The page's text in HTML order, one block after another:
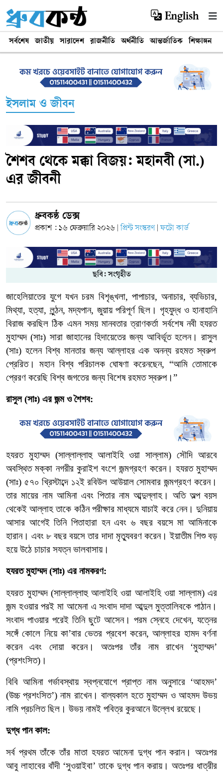
English
সর্বশেষ জাতীয় সারাদেশ রাজনীতি অর্থনীতি আন্তর্জাতিক শিক্ষাঙ্গন
ইসলাম ও জীবন
শৈশব থেকে মক্কা বিজয়: মহানবী (সা.)
এর জীবনী
ধ্রুবকন্ঠ ডেক্স
প্রকাশ : ১৬ ফেব্রুয়ারি ২০২৬ প্রিন্ট সংস্করণ ফটো কার্ড
ছবি: সংগৃহীত
জাহেলিয়াতের যুগে যখন চরম বিশৃঙ্খলা, পাপাচার, অনাচার,ব্যভিচার,
মিথ্যা,হত্যা, লুন্ঠন,মদ্যপান, জুয়ায় পরিপূর্ণ ছিল। গৃহযুদ্ধ ও হানাহানি
বিরাজ করছিল ঠিক এমন সময় মানবতার ত্রাণকর্তা সর্বশেষ নবী হযরত
মুহাম্মদ(সাঃ) সারা জাহানের হিদায়েতের জন্য আবির্ভূত হলেন। রাসুল
(সাঃ) হলেন বিশ্ব মানতার জন্য আল্লাহর এক অনন্য রহমত স্বরুপ
প্রেরিত।
মহান বিশ্ব পরিচালক ঘোষণা করেনছেন, “আমি তোমাকে
প্রেরণ করেছি বিশ্ব জগতের জন্য বিশেষ রহমত স্বরুপ।”
রাসুল (সাঃ) এর জন্ম ও শৈশব:
হযরত মুহাম্মদ(সাল্লাল্লাহু আলাইহি ওয়া সাল্লাম) সৌদি আরবে
অবস্থিত মক্কা নগরীর কুরাইশ বংশে জন্মগ্রহণ করেন। হযরত মুহাম্মদ
(সাঃ) ৫৭০খ্রিস্টাব্দে১২ই রবিউল আউয়াল সোমবার জন্মগ্রহণ করেন।
তার মায়ের নাম আমিনা এবং পিতার নাম আব্দুল্লাহ। অতি অল্প বয়স
থেকেই আল্লাহ তাকে কঠিন পরীক্ষার মাধ্যমে যাচাই করে নেন। দুনিয়ায়
আসার আগেই তিনি পিতাহারা হন এবং৬ বছর বয়সে মা আমিনাকে
হারান। এবং ৮বছর বয়সে তার দাদা মৃত্যুবরণ করেন। ইয়াতীম শিশু বড়
হয়ে উঠে চাচার সযত্ন ভালবাসায়।
হযরত মুহাম্মদ (সাঃ) এর নামকরণ:
হযরত মুহাম্মদ(সাল্লাল্লাহু আলাইহি ওয়া আলাইহি ওয়া সাল্লাম) এর
জন্ম হওয়ার পরই মা আমেনা এ সংবাদ দাদা আব্দুল মুত্তালিবকে পাঠান।
সংবাদ পাওয়ার পরেই তিনি ছুটে আসেন। পরম স্নেহে দেখেন, যত্নের
সঙ্গেঁ কোলে নিয়ে কা’বার ভেতর প্রবেশ করেন,আল্লাহর হামদ বর্ণনা
করেন
এবং দোয়া করেন। অতঃপর তাঁর নাম রাখেন‘মুহাম্মদ’
(প্রশংসিত) ।
বিবি আমিনা গর্ভাবস্থায় স্বপ্নযোগে প্রাপ্ত নাম অনুসারে ‘আহমদ’
(উচ্চ প্রশংসিত’)নাম রাখেন। বাল্যকাল হতে মুহাম্মদ ও আহমদ উভয়
নামি প্রচলিত ছিল। উভয় নামই পবিত্র কুরআনে উল্লেখ রয়েছে।
দুগ্ধ পান কাল:
সর্ব প্রথম তাঁকে তাঁর মাতা হযরত আমেনা দুগ্ধ পান করান। অতঃপর
আবু লাহাবের বাঁদী‘সুওয়াইবা’তাকে দুগ্ধ পান করায়। অতঃপর ধাত্রীর